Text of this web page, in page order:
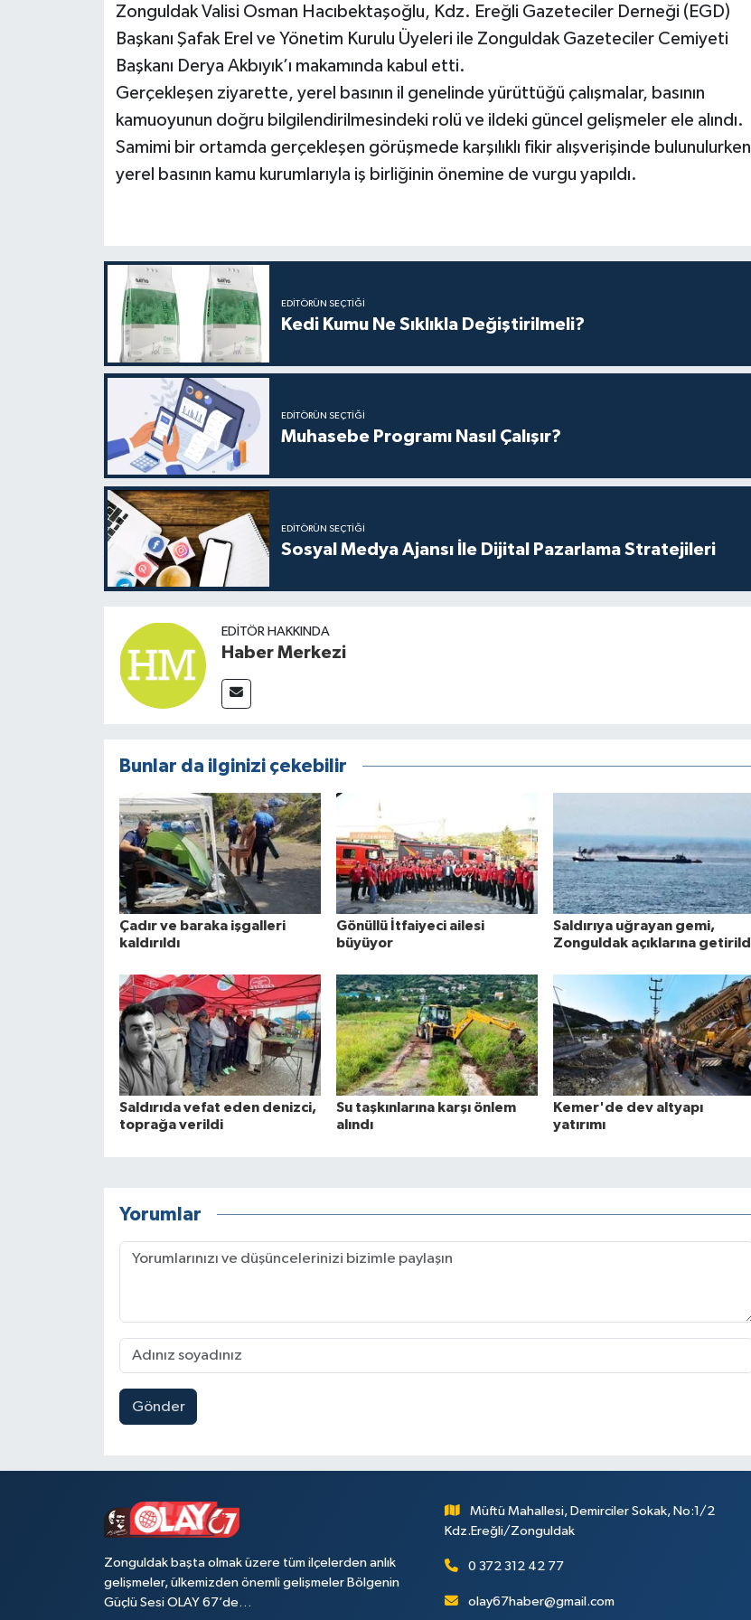
Zonguldak Valisi Osman Hacıbektaşoğlu, Kdz. Ereğli Gazeteciler Derneği (EGD)
Başkanı Şafak Erel ve Yönetim Kurulu Üyeleri ile Zonguldak Gazeteciler Cemiyeti
Başkanı Derya Akbıyık’ı makamında kabul etti.
Gerçekleşen ziyarette, yerel basının il genelinde yürüttüğü çalışmalar, basının
kamuoyunun doğru bilgilendirilmesindeki rolü ve ildeki güncel gelişmeler ele alındı.
Samimi bir ortamda gerçekleşen görüşmede karşılıklı fikir alışverişinde
yerel basının kamu kurumlarıyla iş birliğinin önemine de vurgu yapıldı.
EDITÖRÜN SEÇTIĞI
Kedi Kumu Ne Sıklıkla Değiştirilmeli?
EDITÖRÜN SEÇTIĞI
Muhasebe Programı Nasıl Çalışır?
EDITÖRÜN SEÇTIĞI
Sosyal Medya Ajansı İle Dijital Pazarlama Stratejileri
EDITÖR HAKKINDA
Haber Merkezi
Bunlar da ilginizi çekebilir
Çadır ve baraka işgalleri
kaldırıldı
Gönüllü İtfaiyeci ailesi
büyüyor
Saldırıya uğrayan gemi,
Zonguldak açıklarına
Saldırıda vefat eden denizci,
toprağa verildi
Su taşkınlarına karşı önlem
alındı
Kemer'de dev altyapı
yatırımı
Yorumlar
Gönder
Zonguldak başta olmak üzere tüm ilçelerden anlık
gelişmeler, ülkemizden önemli gelişmeler Bölgenin
Güçlü Sesi OLAY 67’de…
Müftü Mahallesi, Demirciler Sokak, No:1/2
Kdz.Ereğli/Zonguldak
0 372 312 42 77
olay67haber@gmail.com
Tüm Makaleler
Tüm Haberler
Videolu Haberler
Son Dakika